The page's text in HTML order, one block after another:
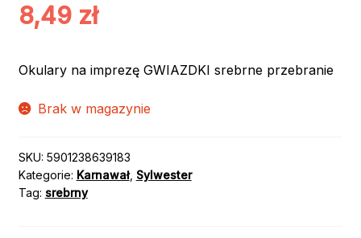
8,49 zł
Okulary na imprezę GWIAZDKI srebrne przebranie
Brak w magazynie
SKU: 5901238639183
Kategorie: Karnawał, Sylwester
Tag: srebrny